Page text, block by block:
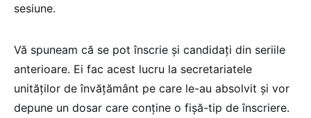
sesiune.
Vă spuneam că se pot înscrie și candidați din seriile
anterioare. Ei fac acest lucru la secretariatele
unităților de învățământ pe care le-au absolvit și vor
depune un dosar care conține o fișă-tip de înscriere.